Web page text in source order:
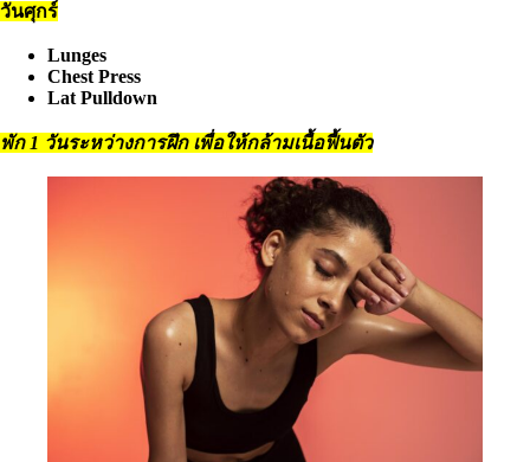
วันศุกร์
Lunges
Chest Press
Lat Pulldown
พัก 1 วันระหว่างการฝึก เพื่อให้กล้ามเนื้อฟื้นตัว